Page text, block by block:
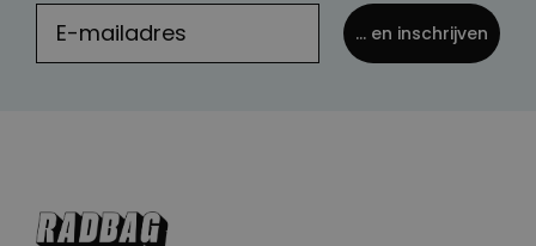
... en inschrijven